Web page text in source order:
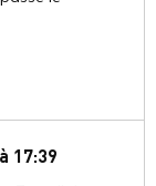
17:39